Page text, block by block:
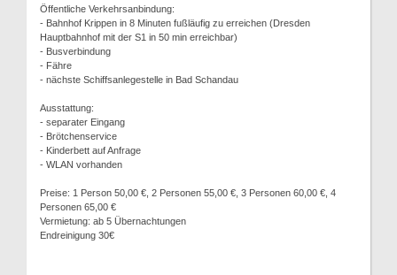
Öffentliche Verkehrsanbindung:
- Bahnhof Krippen in 8 Minuten fußläufig zu erreichen (Dresden
Hauptbahnhof mit der S1 in 50 min erreichbar)
- Busverbindung
- Fähre
- nächste Schiffsanlegestelle in Bad Schandau
Ausstattung:
- separater Eingang
- Brötchenservice
- Kinderbett auf Anfrage
- WLAN vorhanden
Preise: 1 Person 50,00 €, 2 Personen 55,00 €, 3 Personen 60,00 €, 4
Personen 65,00 €
Vermietung: ab 5 Übernachtungen
Endreinigung 30€